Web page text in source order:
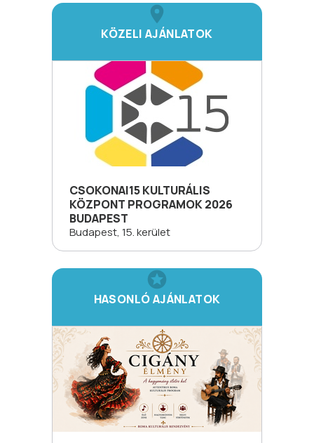
KÖZELI AJÁNLATOK
CSOKONAI15 KULTURÁLIS
KÖZPONT PROGRAMOK 2026
BUDAPEST
Budapest, 15. kerület
HASONLÓ AJÁNLATOK